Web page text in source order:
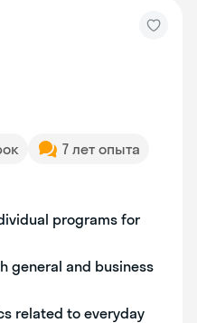
7 лет опыта
programs for
general and business
related to everyday